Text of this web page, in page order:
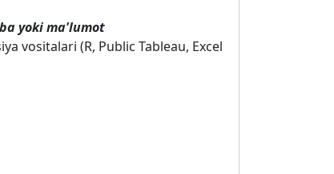
yoki ma'lumot
vositalari (R, Public Tableau, Excel